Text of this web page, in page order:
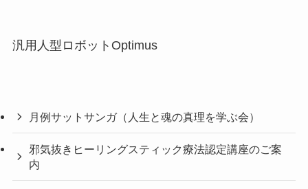
汎用人型ロボットOptimus
月例サットサンガ（人生と魂の真理を学ぶ会）
邪気抜きヒーリングスティック療法認定講座のご案
内